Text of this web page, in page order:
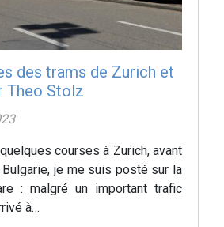
des trams de Zurich et
Theo Stolz
courses à Zurich, avant
je me suis posté sur la
: malgré un important trafic
à…